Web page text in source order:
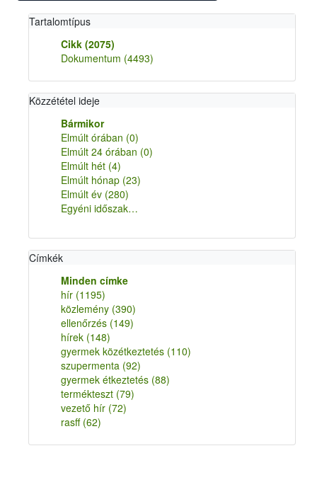
Tartalomtípus
Cikk (2075)
Dokumentum (4493)
Közzététel ideje
Bármikor
Elmúlt órában (0)
Elmúlt 24 órában (0)
Elmúlt hét (4)
Elmúlt hónap (23)
Elmúlt év (280)
Egyéni időszak…
Címkék
Minden címke
hír (1195)
közlemény (390)
ellenőrzés (149)
hírek (148)
gyermek közétkeztetés (110)
szupermenta (92)
gyermek étkeztetés (88)
termékteszt (79)
vezető hír (72)
rasff (62)